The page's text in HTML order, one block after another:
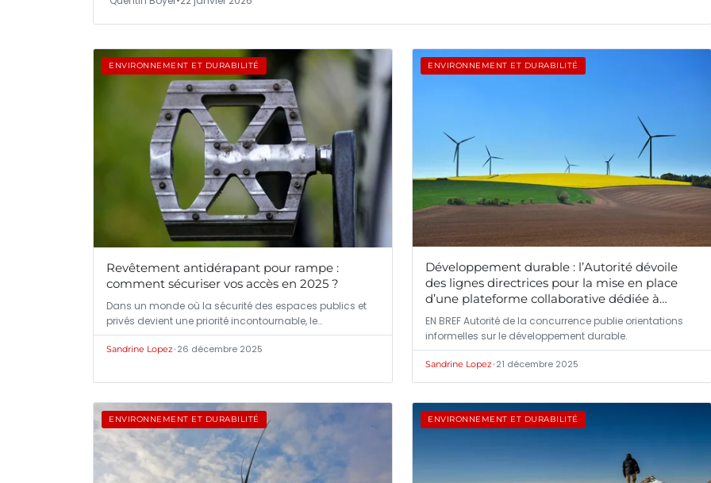
ENVIRONNEMENT ET DURABILITÉ
Revêtement antidérapant pour rampe :
comment sécuriser vos accès en 2025 ?
Dans un monde où la sécurité des espaces publics et
privés devient une priorité incontournable, le…
Sandrine Lopez•26 décembre 2025
ENVIRONNEMENT ET DURABILITÉ
Développement durable : l’Autorité dévoile
des lignes directrices pour la mise en place
d’une plateforme collaborative dédiée à
l’empreinte carbone des fournisseurs dans la
grande distribution
EN BREF Autorité de la concurrence publie orientations
informelles sur le développement durable.
Sandrine Lopez•21 décembre 2025
ENVIRONNEMENT ET DURABILITÉ ENVIRONNEMENT ET DURABILITÉ